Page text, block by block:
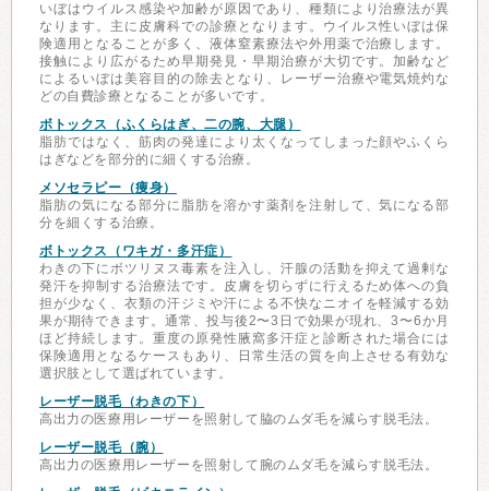
いぼはウイルス感染や加齢が原因であり、種類により治療法が異
なります。主に皮膚科での診療となります。ウイルス性いぼは保
険適用となることが多く、液体窒素療法や外用薬で治療します。
接触により広がるため早期発見・早期治療が大切です。加齢など
によるいぼは美容目的の除去となり、レーザー治療や電気焼灼な
どの自費診療となることが多いです。
ボトックス（ふくらはぎ、二の腕、大腿）
脂肪ではなく、筋肉の発達により太くなってしまった顔やふくら
はぎなどを部分的に細くする治療。
メソセラピー（痩身）
脂肪の気になる部分に脂肪を溶かす薬剤を注射して、気になる部
分を細くする治療。
ボトックス（ワキガ・多汗症）
わきの下にボツリヌス毒素を注入し、汗腺の活動を抑えて過剰な
発汗を抑制する治療法です。皮膚を切らずに行えるため体への負
担が少なく、衣類の汗ジミや汗による不快なニオイを軽減する効
果が期待できます。通常、投与後2〜3日で効果が現れ、3〜6か月
ほど持続します。重度の原発性腋窩多汗症と診断された場合には
保険適用となるケースもあり、日常生活の質を向上させる有効な
選択肢として選ばれています。
レーザー脱毛（わきの下）
高出力の医療用レーザーを照射して脇のムダ毛を減らす脱毛法。
レーザー脱毛（腕）
高出力の医療用レーザーを照射して腕のムダ毛を減らす脱毛法。